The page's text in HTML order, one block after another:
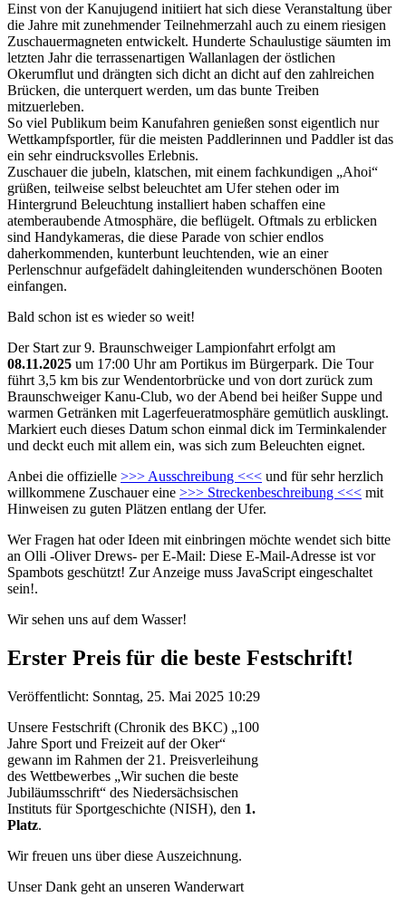
Einst von der Kanujugend initiiert hat sich diese Veranstaltung über
die Jahre mit zunehmender Teilnehmerzahl auch zu einem riesigen
Zuschauermagneten entwickelt. Hunderte Schaulustige säumten im
letzten Jahr die terrassenartigen Wallanlagen der östlichen
Okerumflut und drängten sich dicht an dicht auf den zahlreichen
Brücken, die unterquert werden, um das bunte Treiben
mitzuerleben.
So viel Publikum beim Kanufahren genießen sonst eigentlich nur
Wettkampfsportler, für die meisten Paddlerinnen und Paddler ist das
ein sehr eindrucksvolles Erlebnis.
Zuschauer die jubeln, klatschen, mit einem fachkundigen „Ahoi“
grüßen, teilweise selbst beleuchtet am Ufer stehen oder im
Hintergrund Beleuchtung installiert haben schaffen eine
atemberaubende Atmosphäre, die beflügelt. Oftmals zu erblicken
sind Handykameras, die diese Parade von schier endlos
daherkommenden, kunterbunt leuchtenden, wie an einer
Perlenschnur aufgefädelt dahingleitenden wunderschönen Booten
einfangen.
Bald schon ist es wieder so weit!
Der Start zur 9. Braunschweiger Lampionfahrt erfolgt am
08.11.2025 um 17:00 Uhr am Portikus im Bürgerpark. Die Tour
führt 3,5 km bis zur Wendentorbrücke und von dort zurück zum
Braunschweiger Kanu-Club, wo der Abend bei heißer Suppe und
warmen Getränken mit Lagerfeueratmosphäre gemütlich ausklingt.
Markiert euch dieses Datum schon einmal dick im Terminkalender
und deckt euch mit allem ein, was sich zum Beleuchten eignet.
Anbei die offizielle >>> Ausschreibung <<< und für sehr herzlich
willkommene Zuschauer eine >>> Streckenbeschreibung <<< mit
Hinweisen zu guten Plätzen entlang der Ufer.
Wer Fragen hat oder Ideen mit einbringen möchte wendet sich bitte
an Olli -Oliver Drews- per E-Mail: Diese E-Mail-Adresse ist vor
Spambots geschützt! Zur Anzeige muss JavaScript eingeschaltet
sein!.
Wir sehen uns auf dem Wasser!
Erster Preis für die beste Festschrift!
Veröffentlicht: Sonntag, 25. Mai 2025 10:29
Unsere Festschrift (Chronik des BKC) „100
Jahre Sport und Freizeit auf der Oker“
gewann im Rahmen der 21. Preisverleihung
des Wettbewerbes „Wir suchen die beste
Jubiläumsschrift“ des Niedersächsischen
Instituts für Sportgeschichte (NISH), den 1.
Platz.
Wir freuen uns über diese Auszeichnung.
Unser Dank geht an unseren Wanderwart